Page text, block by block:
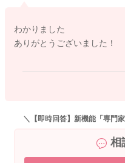
わかりました
ありがとうございました！
＼【即時回答】新機能「専門
相